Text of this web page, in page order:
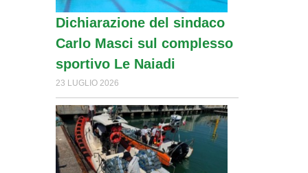
Dichiarazione del sindaco
Carlo Masci sul complesso
sportivo Le Naiadi
23 LUGLIO 2026